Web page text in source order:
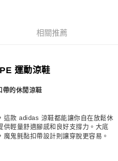
相關推薦
運動涼鞋
帶的休閒涼鞋
這款 adidas 涼鞋都能讓你自在放鬆休
供輕量舒適腳感和良好支撐力。大底
鬼氈黏扣帶設計則讓穿脫更容易。